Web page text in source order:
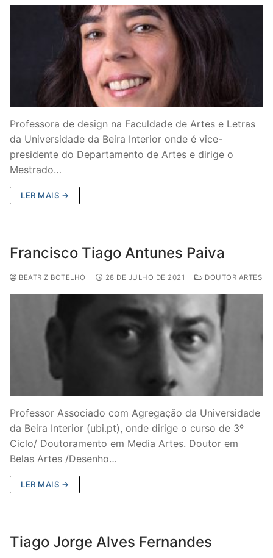
Professora de design na Faculdade de Artes e Letras
da Universidade da Beira Interior onde é vice-
presidente do Departamento de Artes e dirige o
Mestrado…
LER MAIS →
Francisco Tiago Antunes Paiva
BEATRIZ BOTELHO 28 DE JULHO DE 2021 DOUTOR ARTES
Professor Associado com Agregação da Universidade
da Beira Interior (ubi.pt), onde dirige o curso de 3º
Ciclo/ Doutoramento em Media Artes. Doutor em
Belas Artes /Desenho…
LER MAIS →
Tiago Jorge Alves Fernandes